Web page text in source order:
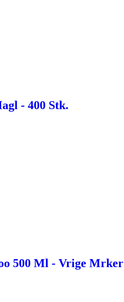
- 400 Stk.
500 Ml - Vrige Mrker